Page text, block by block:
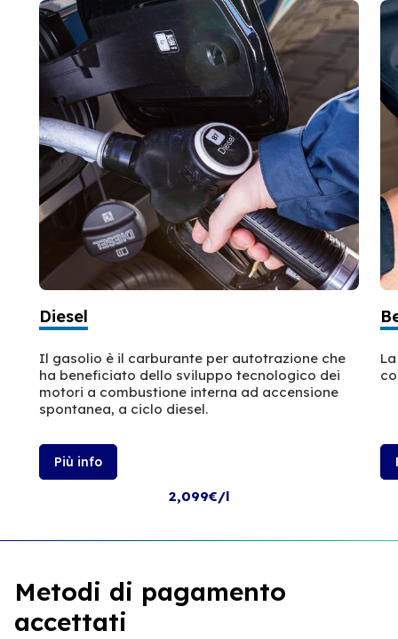
Diesel
Il gasolio è il carburante per autotrazione che
ha beneficiato dello sviluppo tecnologico dei
motori a combustione interna ad accensione
spontanea, a ciclo diesel.
Più info
2,099€/l
Metodi di pagamento
accettati